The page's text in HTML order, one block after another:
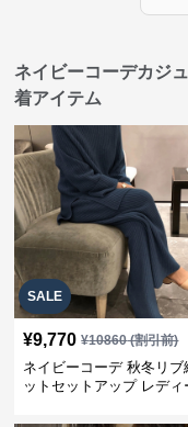
ネイビーコーデカジ
着アイテム
SALE
¥9,770 ¥10860(割引前)
ネイビーコーデ 秋冬リブ
ットセットアップ レディ